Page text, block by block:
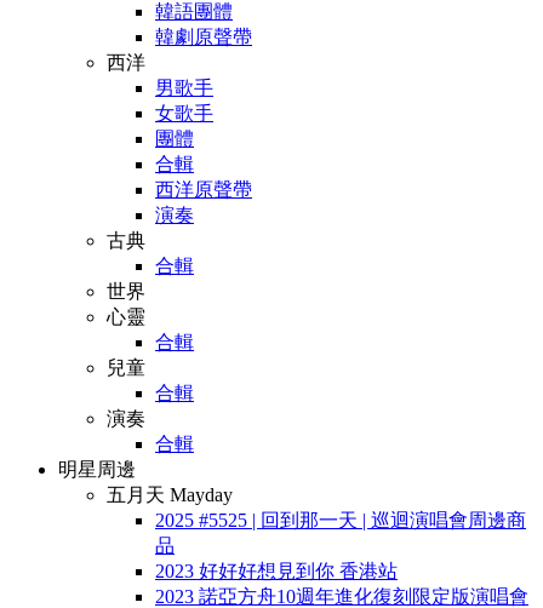
韓語團體
韓劇原聲帶
西洋
男歌手
女歌手
團體
合輯
西洋原聲帶
演奏
古典
合輯
世界
心靈
合輯
兒童
合輯
演奏
合輯
明星周邊
五月天 Mayday
2025 #5525 | 回到那一天 | 巡迴演唱會周邊商
品
2023 好好好想見到你 香港站
2023 諾亞方舟10週年進化復刻限定版演唱會